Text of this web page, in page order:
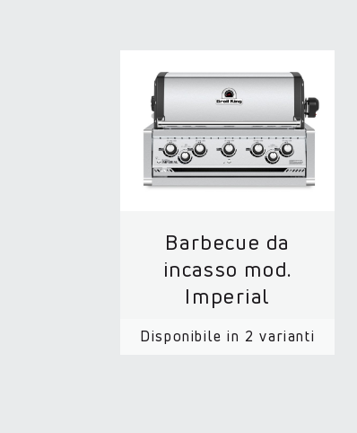
Barbecue da
incasso mod.
Imperial
Disponibile in 2 varianti